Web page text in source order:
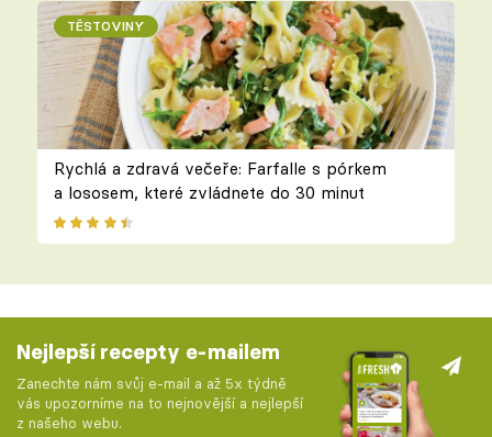
TĚSTOVINY
Rychlá a zdravá večeře: Farfalle s pórkem
a lososem, které zvládnete do 30 minut
Nejlepší recepty e-mailem
Zanechte nám svůj e-mail a až 5x týdně
vás upozorníme na to nejnovější a nejlepší
z našeho webu.